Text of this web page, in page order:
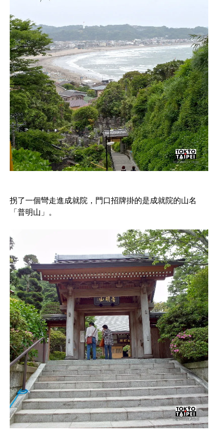
拐了一個彎走進成就院，門口招牌掛的是成就院的山名
「普明山」。